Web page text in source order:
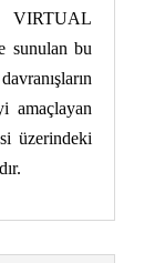
sunulan bu
amaçlayan
üzerindeki